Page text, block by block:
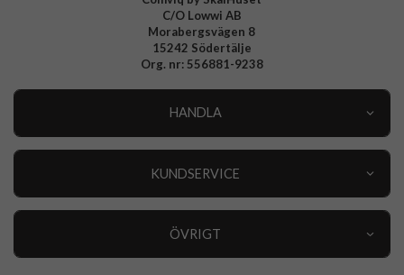
C/O Lowwi AB
Morabergsvägen 8
15242 Södertälje
Org. nr: 556881-9238
HANDLA
KUNDSERVICE
ÖVRIGT